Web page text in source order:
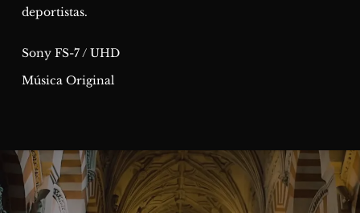
deportistas.
Sony FS-7 / UHD
Música Original